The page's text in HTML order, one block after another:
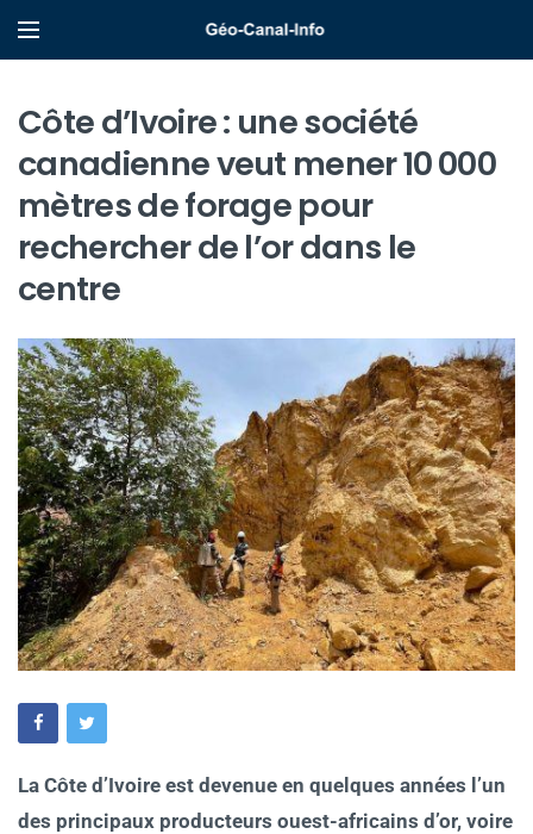
Côte d’Ivoire : une société
canadienne veut mener 10 000
mètres de forage pour
rechercher de l’or dans le
centre
La Côte d’Ivoire est devenue en quelques années l’un
des principaux producteurs ouest-africains d’or, voire